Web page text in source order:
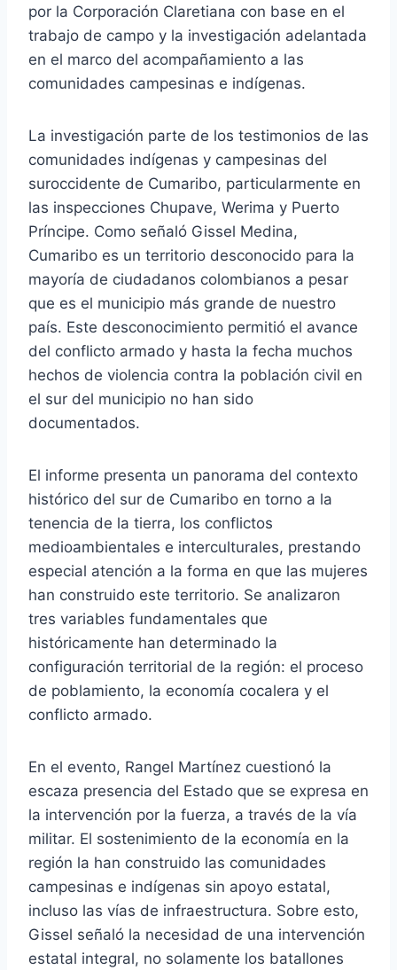
por la Corporación Claretiana con base en el
trabajo de campo y la investigación adelantada
en el marco del acompañamiento a las
comunidades campesinas e indígenas.
La investigación parte de los testimonios de las
comunidades indígenas y campesinas del
suroccidente de Cumaribo, particularmente en
las inspecciones Chupave, Werima y Puerto
Príncipe. Como señaló Gissel Medina,
Cumaribo es un territorio desconocido para la
mayoría de ciudadanos colombianos a pesar
que es el municipio más grande de nuestro
país. Este desconocimiento permitió el avance
del conflicto armado y hasta la fecha muchos
hechos de violencia contra la población civil en
el sur del municipio no han sido
documentados.
El informe presenta un panorama del contexto
histórico del sur de Cumaribo en torno a la
tenencia de la tierra, los conflictos
medioambientales e interculturales, prestando
especial atención a la forma en que las mujeres
han construido este territorio. Se analizaron
tres variables fundamentales que
históricamente han determinado la
configuración territorial de la región: el proceso
de poblamiento, la economía cocalera y el
conflicto armado.
En el evento, Rangel Martínez cuestionó la
escaza presencia del Estado que se expresa en
la intervención por la fuerza, a través de la vía
militar. El sostenimiento de la economía en la
región la han construido las comunidades
campesinas e indígenas sin apoyo estatal,
incluso las vías de infraestructura. Sobre esto,
Gissel señaló la necesidad de una intervención
estatal integral, no solamente los batallones